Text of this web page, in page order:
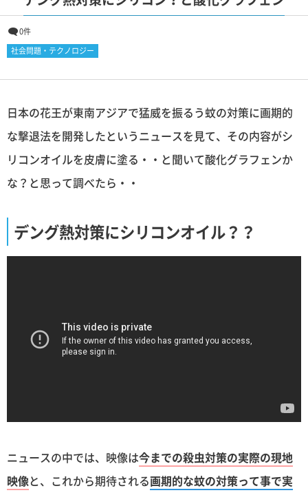
0件
社会問題・テクノロジー
日本の花王が東南アジアで猛威を振るう蚊の対策に画期的
な撃退法を開発したというニュースを見て、その内容がシ
リコンオイルを皮膚に塗る・・と聞いて酸化グラフェンか
な？と思って調べたら・・
デング熱対策にシリコンオイル？？
ニュースの中では、映像は今までの殺虫対策の実際の現地
映像と、これから期待される画期的な蚊の対策って事で実